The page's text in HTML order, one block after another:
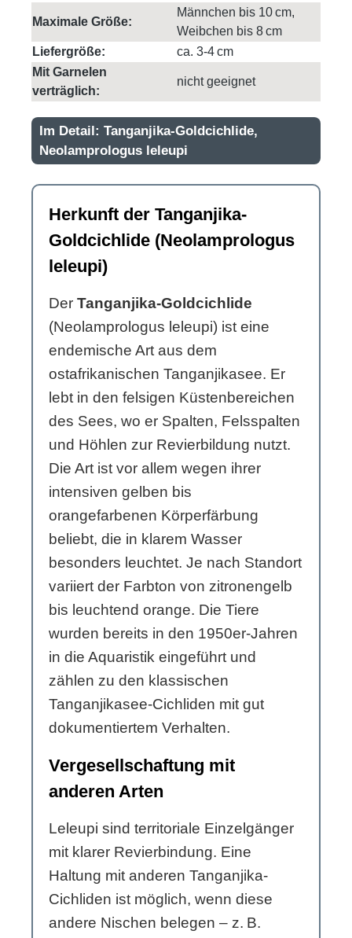
Maximale Größe:
Männchen bis 10 cm,
Weibchen bis 8 cm
Liefergröße:
ca. 3-4 cm
Mit Garnelen
verträglich:
nicht geeignet
Im Detail: Tanganjika-Goldcichlide,
Neolamprologus leleupi
Herkunft der Tanganjika-
Goldcichlide (Neolamprologus
leleupi)
Der Tanganjika-Goldcichlide
(Neolamprologus leleupi) ist eine
endemische Art aus dem
ostafrikanischen Tanganjikasee. Er
lebt in den felsigen Küstenbereichen
des Sees, wo er Spalten, Felsspalten
und Höhlen zur Revierbildung nutzt.
Die Art ist vor allem wegen ihrer
intensiven gelben bis
orangefarbenen Körperfärbung
beliebt, die in klarem Wasser
besonders leuchtet. Je nach Standort
variiert der Farbton von zitronengelb
bis leuchtend orange. Die Tiere
wurden bereits in den 1950er-Jahren
in die Aquaristik eingeführt und
zählen zu den klassischen
Tanganjikasee-Cichliden mit gut
dokumentiertem Verhalten.
Vergesellschaftung mit
anderen Arten
Leleupi sind territoriale Einzelgänger
mit klarer Revierbindung. Eine
Haltung mit anderen Tanganjika-
Cichliden ist möglich, wenn diese
andere Nischen belegen – z. B.